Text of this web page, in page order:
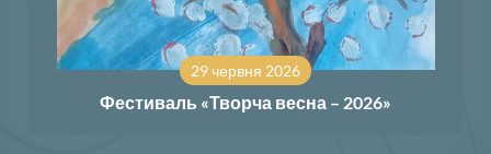
29 червня 2026
Фестиваль «Творча весна – 2026»